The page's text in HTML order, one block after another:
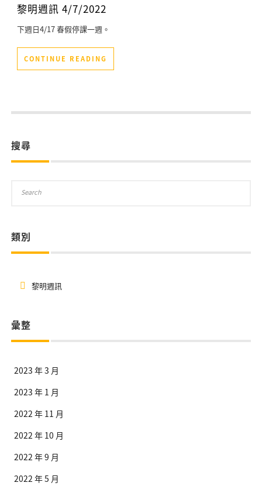
黎明週訊 4/7/2022
下週日4/17 春假停課一週。
CONTINUE READING
搜尋
類別
黎明週訊
彙整
2023 年 3 月
2023 年 1 月
2022 年 11 月
2022 年 10 月
2022 年 9 月
2022 年 5 月